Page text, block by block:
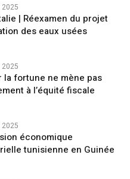
2025
| Réexamen du projet
des eaux usées
2025
la fortune ne mène pas
à l’équité fiscale
2025
économique
tunisienne en Guinée